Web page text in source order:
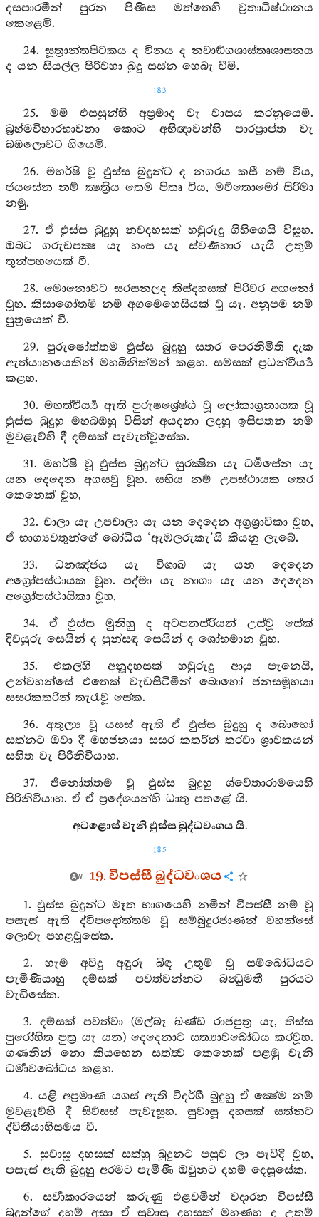
දසපාරමීන් පුරන පිණිස මත්තෙහි ව්‍රතාධිෂ්ඨානය
කෙළෙමි.
24. සූත්‍රාන්තපිටකය ද විනය ද නවාඞ්ගශාස්තෘශාසනය
ද යන සියල්ල පිරිවහා බුදු සස්න හෙබැ වීමි.
183
25. මම් එසසුන්හි අප්‍රමාද වැ වාසය කරනුයෙම්.
බ්‍රහ්මවිහාරභාවනා කොට අභිඥාවන්හි පාරප්‍රාප්ත වැ
බඹලොවට ගියෙමි.
26. මහර්ෂි වූ ඵුස්ස බුදුන්ට ද නගරය කසී නම් විය,
ජයසේන නම් ක්‍ෂත්‍රිය තෙම පිතෘ විය, මව්තොමෝ සිරිමා
නමු.
27. ඒ ඵුස්ස බුදුහු නවදහසක් හවුරුදු ගිහිගෙයි විසූහ.
ඔබට ගරුඩපක්‍ෂ යැ හංස යැ ස්වර්‍ණහාර යැයි උතුම්
තුන්පහයෙක් වී.
28. මොනොවට සරසනලද තිස්දහසක් පිරිවර අඟනෝ
වූහ. කිසාගෝතමී නම් අගමෙහෙසියක් වූ යැ. අනුපම නම්
පුත්‍රයෙක් වී.
29. පුරුෂෝත්තම ඵුස්ස බුදුහු සතර පෙරනිමිති දැක
ඇත්යානයෙකින් මහබිනික්මන් කළහ. සමසක් ප්‍රධන්වීර්‍ය්‍ය
කළහ.
30. මහත්වීර්‍ය්‍ය ඇති පුරුෂශ්‍රේෂ්ඨ වූ ලෝකාග්‍රනායක වූ
ඵුස්ස බුදුහු මහබඹහු විසින් අයදනා ලදහු ඉසිපතන නම්
මුවළැව්හි දී දම්සක් පැවැත්වූසේක.
31. මහර්ෂි වූ ඵුස්ස බුදුන්ට සුරක්‍ෂිත යැ ධර්‍මසේන යැ
යන දෙදෙන අගසවු වූහ. සභිය නම් උපස්ථායක තෙර
කෙනෙක් වූහ,
32. චාලා යැ උපචාලා යැ යන දෙදෙන අග්‍රශ්‍රාවිකා වූහ,
ඒ භාග්‍යවතුන්ගේ බෝධිය ‘ඇඹලරුකැ’යි කියනු ලැබේ.
33. ධනඤ්ජය යැ විශාඛ යැ යන දෙදෙන
අග්‍රෝපස්ථායක වූහ. පද්මා යැ නාගා යැ යන දෙදෙන
අග්‍රෝපස්ථායිකා වූහ,
34. ඒ ඵුස්ස මුනිහු ද අටපනස්රියන් උස්වූ සේක්
දිවයුරු සෙයින් ද පුන්සඳ සෙයින් ද ශෝභමාන වූහ.
35. එකල්හි අනූදහසක් හවුරුදු ආයු පැනෙයි,
උන්වහන්සේ එතෙක් වැඩසිටිමින් බොහෝ ජනසමූහයා
සසරකතරින් තැරැවූ සේක.
36. අතුල්‍ය වූ යසස් ඇති ඒ ඵුස්ස බුදුහු ද බොහෝ
සත්නට ඔවා දී මහජනයා සසර කතරින් තරවා ශ්‍රාවකයන්
සහිත වැ පිරිනිවියාහ.
37. ජිනෝත්තම වූ ඵුස්ස බුදුහු ශ්වේතාරාමයෙහි
පිරිනිවියාහ. ඒ ඒ ප්‍රදේශයන්හි ධාතු පතළේ යි.
අටළොස් වැනි ඵුස්ස බුද්ධවංශය යි.
185
19. විපස්සී බුද්ධවංශය
1. ඵුස්ස බුදුන්ට මෑත භාගයෙහි නමින් විපස්සී නම් වූ
පසැස් ඇති ද්විපදෝත්තම වූ සම්බුදුරජාණන් වහන්සේ
ලොවැ පහළවූසේක.
2. හැම අවිදු අඳුරු බිඳ උතුම් වූ සම්බෝධියට
පැමිණියාහු දම්සක් පවත්වන්නට බන්‍ධුමතී පුරයට
වැඩිසේක.
3. දම්සක් පවත්වා (මල්බෑ ඛණ්ඩ රාජපුත්‍ර යැ, තිස්ස
පුරෝහිත පුත්‍ර යැ යන) දෙදෙනාට සත්‍යාවබෝධය කරවූහ.
ගණනින් නො කියහෙන සත්ත්‍ව කෙනෙක් පළමු වැනි
ධර්‍මාවබෝධය කළහ.
4. යළි අප්‍රමාණ යශස් ඇති විදර්ශී බුදුහු ඒ ක්‍ෂේම නම්
මුවළැව්හි දී සිව්සස් පැවැසූහ. සුවාසූ දහසක් සත්නට
ද්විතීයාභිසමය වී.
5. සුවාසූ දහසක් සත්හු බුදුනට පසුව ලා පැවිදි වූහ,
පසැස් ඇති බුදුහු අරමට පැමිණි ඔවුනට දහම් දෙසූසේක.
6. සර්‍වාකාරයෙන් කරුණු එළවමින් වදාරන විපස්සී
බුදුන්ගේ දහම් අසා ඒ සුවාසූ දහසක් මහණහු ද උතුම්